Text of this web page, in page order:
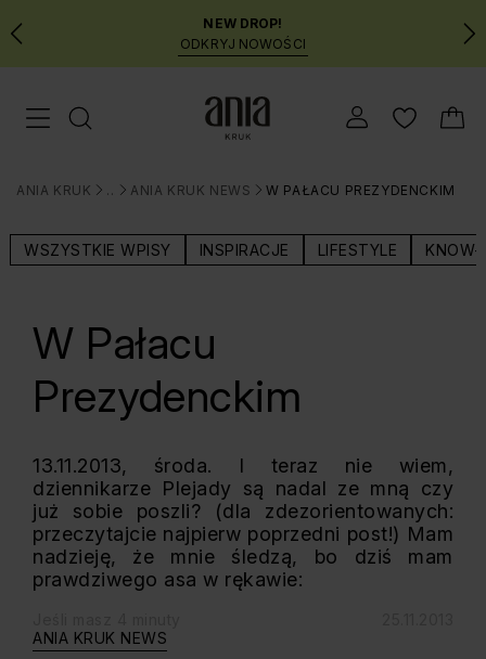
Przejdź
do
MENU
NEW DROP!
ODKRYJ NOWOŚCI
Menu mobilne
ANIA KRUK
>
BLOG
>
ANIA KRUK NEWS
>
W PAŁACU PREZYDENCKIM
WSZYSTKIE WPISY INSPIRACJE LIFESTYLE KNOW-
W Pałacu
Prezydenckim
13.11.2013, środa. I teraz nie wiem,
dziennikarze Plejady są nadal ze mną czy
już sobie poszli? (dla zdezorientowanych:
przeczytajcie najpierw poprzedni post!) Mam
nadzieję, że mnie śledzą, bo dziś mam
prawdziwego asa w rękawie:
ANIA KRUK NEWS